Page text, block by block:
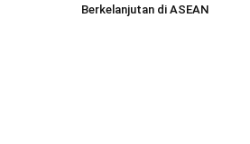
Berkelanjutan di ASEAN